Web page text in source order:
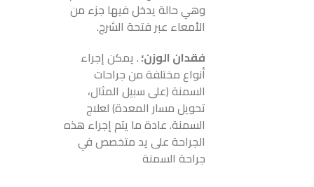
وهي حالة يدخل فيها جزء من
الأمعاء عبر فتحة الشرج.
فقدان الوزن؛. يمكن إجراء
أنواع مختلفة من جراحات
السمنة (على سبيل المثال،
تحويل مسار المعدة) لعلاج
السمنة. عادة ما يتم إجراء هذه
الجراحة على يد متخصص في
جراحة السمنة